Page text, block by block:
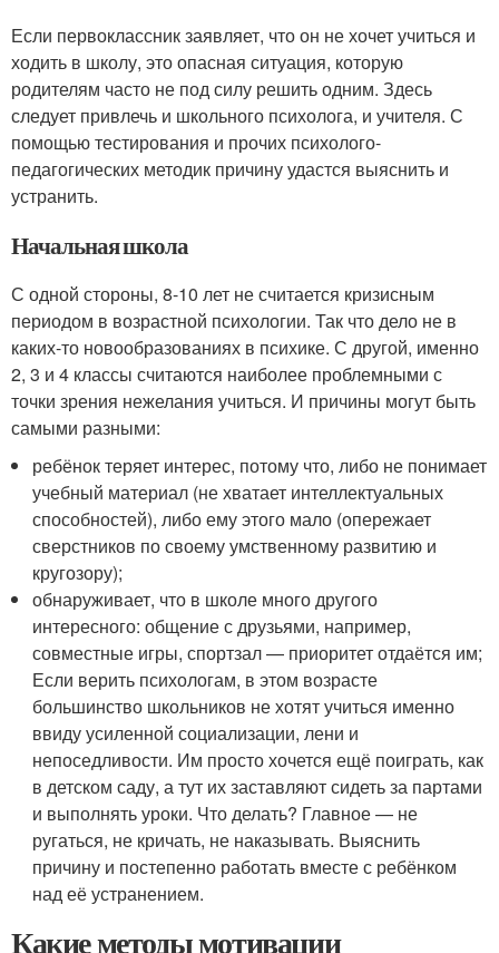
Если первоклассник заявляет, что он не хочет учиться и
ходить в школу, это опасная ситуация, которую
родителям часто не под силу решить одним. Здесь
следует привлечь и школьного психолога, и учителя. С
помощью тестирования и прочих психолого-
педагогических методик причину удастся выяснить и
устранить.
Начальная школа
С одной стороны, 8-10 лет не считается кризисным
периодом в возрастной психологии. Так что дело не в
каких-то новообразованиях в психике. С другой, именно
2, 3 и 4 классы считаются наиболее проблемными с
точки зрения нежелания учиться. И причины могут быть
самыми разными:
ребёнок теряет интерес, потому что, либо не понимает
учебный материал (не хватает интеллектуальных
способностей), либо ему этого мало (опережает
сверстников по своему умственному развитию и
кругозору);
обнаруживает, что в школе много другого
интересного: общение с друзьями, например,
совместные игры, спортзал — приоритет отдаётся им;
Если верить психологам, в этом возрасте
большинство школьников не хотят учиться именно
ввиду усиленной социализации, лени и
непоседливости. Им просто хочется ещё поиграть, как
в детском саду, а тут их заставляют сидеть за партами
и выполнять уроки. Что делать? Главное — не
ругаться, не кричать, не наказывать. Выяснить
причину и постепенно работать вместе с ребёнком
над её устранением.
Какие методы мотивации